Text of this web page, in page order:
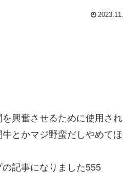
興奮させるために使用され
とかマジ野蛮だしやめてほ
記事になりました555